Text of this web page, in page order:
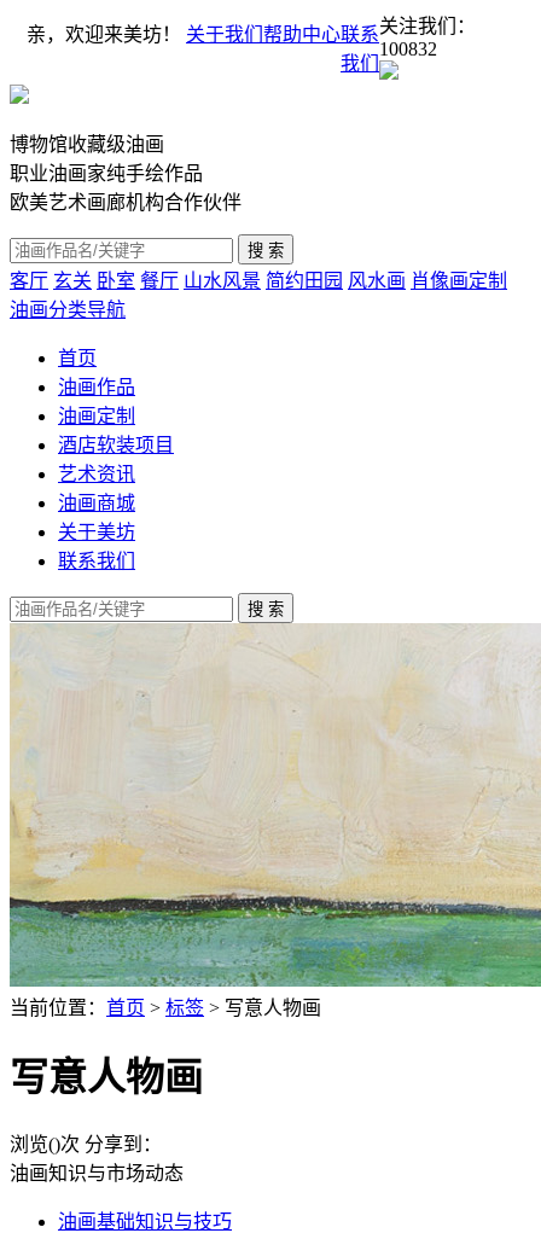
亲，欢迎来美坊！ 关于我们 帮助中心联系
我们
关注我们：
100832
博物馆收藏级油画
职业油画家纯手绘作品
欧美艺术画廊机构合作伙伴
客厅 玄关 卧室 餐厅 山水风景 简约田园 风水画 肖像画定制
油画分类导航
首页
油画作品
油画定制
酒店软装项目
艺术资讯
油画商城
关于美坊
联系我们
当前位置： 首页 > 标签 > 写意人物画
写意人物画
浏览()次 分享到：
油画知识与市场动态
油画基础知识与技巧